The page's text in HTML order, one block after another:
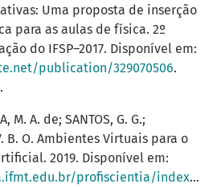
Uma proposta de inserção
para as aulas de física. 2º
do IFSP–2017. Disponível em:
publication/329070506.
M. A. de; SANTOS, G. G.;
B. O. Ambientes Virtuais para o
2019. Disponível em:
index.php/profiscientia/article/download/24